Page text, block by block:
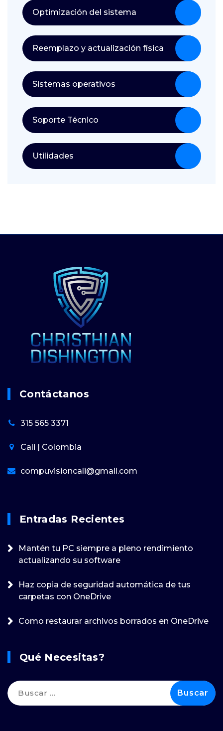
Optimización del sistema
Reemplazo y actualización física
Sistemas operativos
Soporte Técnico
Utilidades
Contáctanos
315 565 3371
Cali | Colombia
compuvisioncali@gmail.com
Entradas Recientes
Mantén tu PC siempre a pleno rendimiento
actualizando su software
Haz copia de seguridad automática de tus
carpetas con OneDrive
Como restaurar archivos borrados en OneDrive
Qué Necesitas?
Buscar: